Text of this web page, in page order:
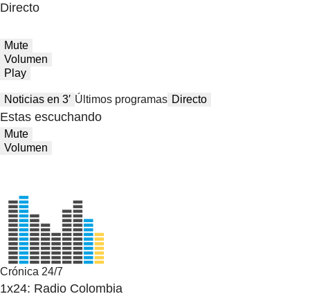
Directo
Mute
Volumen
Play
Noticias en 3′ Últimos programas Directo
Estas escuchando
Mute
Volumen
Crónica 24/7
1x24: Radio Colombia